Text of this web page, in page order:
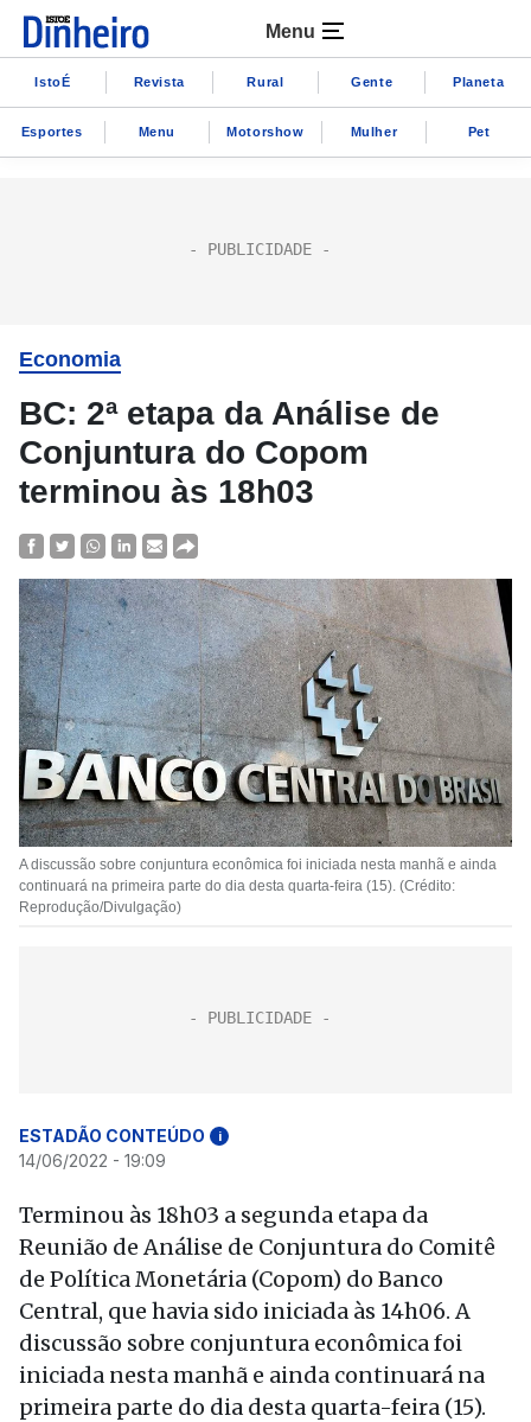
Menu
IstoÉ Revista Rural Gente Planeta
Esportes Menu Motorshow Mulher Pet
Economia
BC: 2ª etapa da Análise de
Conjuntura do Copom
terminou às 18h03
A discussão sobre conjuntura econômica foi iniciada nesta manhã e ainda
continuará na primeira parte do dia desta quarta-feira (15). (Crédito:
Reprodução/Divulgação)
ESTADÃO CONTEÚDO i
14/06/2022 - 19:09
Terminou às 18h03 a segunda etapa da
Reunião de Análise de Conjuntura do Comitê
de Política Monetária (Copom) do Banco
Central, que havia sido iniciada às 14h06. A
discussão sobre conjuntura econômica foi
iniciada nesta manhã e ainda continuará na
primeira parte do dia desta quarta-feira (15).